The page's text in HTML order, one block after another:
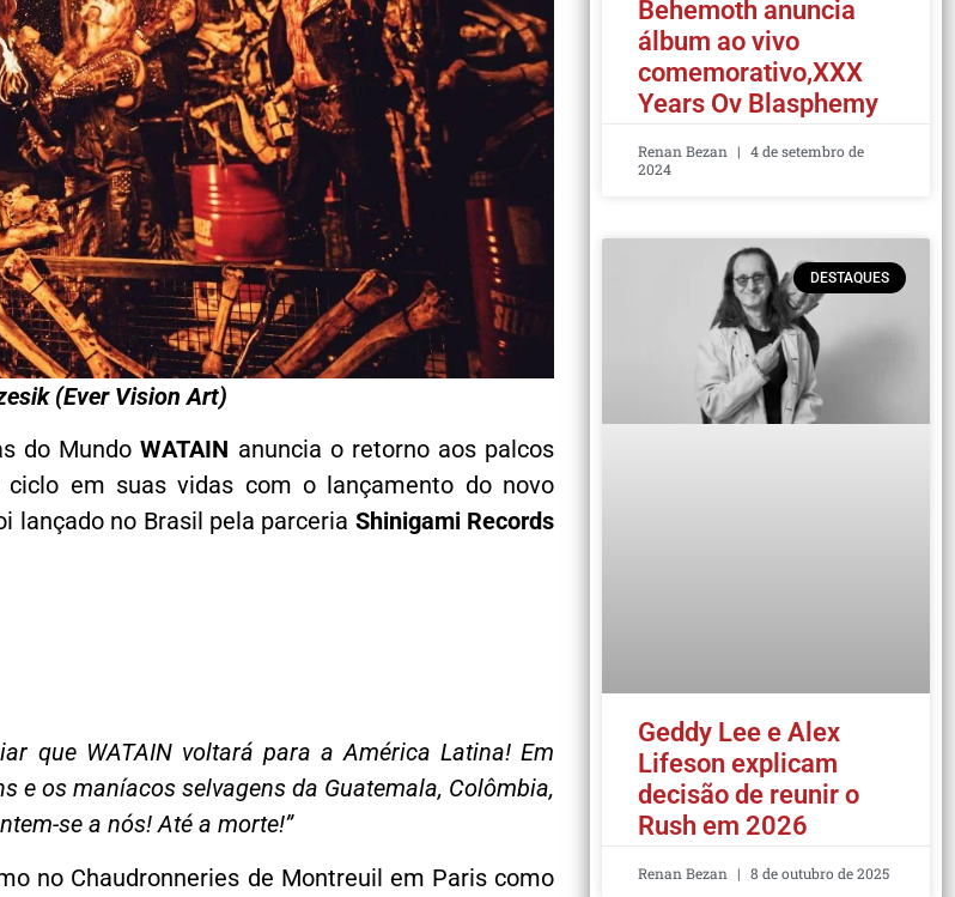
(Ever Vision Art)
do MundoWATAIN anuncia o retorno aos palcos
em suas vidas com o lançamento do novo
lançado no Brasil pela parceria Shinigami Records
que WATAIN voltará para a América Latina! Em
e os maníacos selvagens da Guatemala, Colômbia,
se a nós! Até a morte!”
no Chaudronneries de Montreuil em Paris como
Behemoth anuncia
álbum ao vivo
comemorativo,XXX
Years Ov Blasphemy
Renan Bezan
4 de setembro de
2024
DESTAQUES
Geddy Lee e Alex
Lifeson explicam
decisão de reunir o
Rush em 2026
Renan Bezan 8 de outubro de 2025